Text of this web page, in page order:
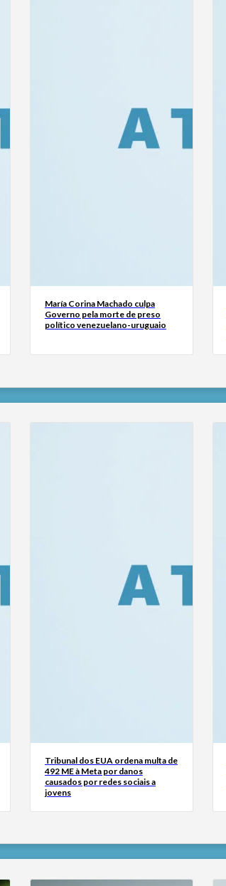
María Corina Machado culpa
Governo pela morte de preso
político venezuelano-uruguaio
Tribunal dos EUA ordena multa de
492 ME à Meta por danos
causados por redes sociais a
jovens